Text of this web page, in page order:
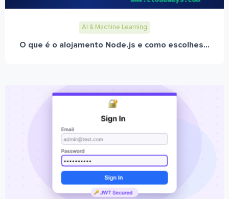
AI & Machine Learning
O que é o alojamento Node.js e como escolhes...